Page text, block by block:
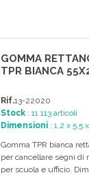
GOMMA
TPR BIANCA
Rif.13-22020
Stock : 11 113 articoli
Dimensioni : 1.2 x 5.5
Gomma TPR bianca
per cancellare segni di
per scuola e ufficio.